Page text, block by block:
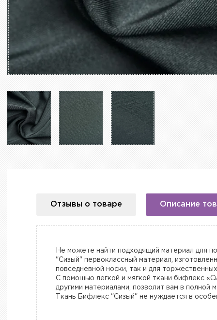
Отзывы о товаре Описание
Не можете найти подходящий материал для
"Сизый" первоклассный материал,
повседневной носки, так и для
С помощью легкой и мягкой ткани бифлекс
другими материалами, позволит вам в
Ткань Бифлекс "Сизый" не нуждается в